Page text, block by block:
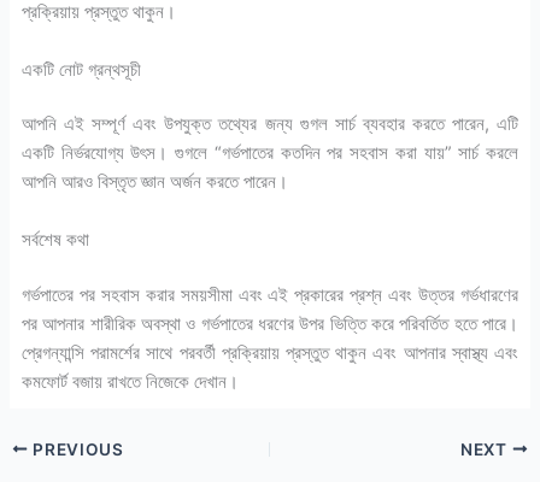
প্রক্রিয়ায় প্রস্তুত থাকুন।
একটি নোট গ্রন্থসূচী
আপনি এই সম্পূর্ণ এবং উপযুক্ত তথ্যের জন্য গুগল সার্চ ব্যবহার করতে পারেন, এটি
একটি নির্ভরযোগ্য উৎস। গুগলে “গর্ভপাতের কতদিন পর সহবাস করা যায়” সার্চ করলে
আপনি আরও বিস্তৃত জ্ঞান অর্জন করতে পারেন।
সর্বশেষ কথা
গর্ভপাতের পর সহবাস করার সময়সীমা এবং এই প্রকারের প্রশ্ন এবং উত্তর গর্ভধারণের
পর আপনার শারীরিক অবস্থা ও গর্ভপাতের ধরণের উপর ভিত্তি করে পরিবর্তিত হতে পারে।
প্রেগন্যান্সি পরামর্শের সাথে পরবর্তী প্রক্রিয়ায় প্রস্তুত থাকুন এবং আপনার স্বাস্থ্য এবং
কমফোর্ট বজায় রাখতে নিজেকে দেখান।
PREVIOUS NEXT